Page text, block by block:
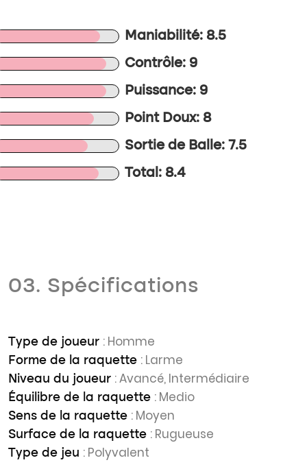
Maniabilité: 8.5
Contrôle: 9
Puissance: 9
Point Doux: 8
Sortie de Balle: 7.5
Total: 8.4
03. Spécifications
Type de joueur : Homme
Forme de la raquette : Larme
Niveau du joueur : Avancé, Intermédiaire
Équilibre de la raquette : Medio
Sens de la raquette : Moyen
Surface de la raquette : Rugueuse
Type de jeu : Polyvalent